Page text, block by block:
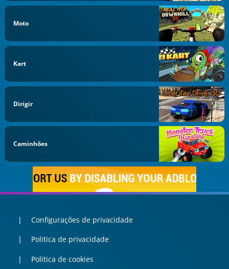
Moto
Kart
Dirigir
Caminhões
Configurações de privacidade
Politica de privacidade
Politica de cookies